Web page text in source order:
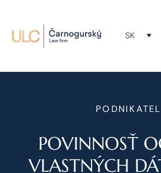
SK
POVINNOSŤ
VLASTNÝCH